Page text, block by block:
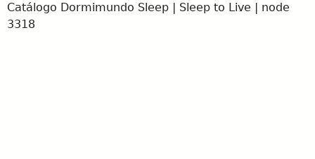
Catálogo Dormimundo Sleep | Sleep to Live | node
3318